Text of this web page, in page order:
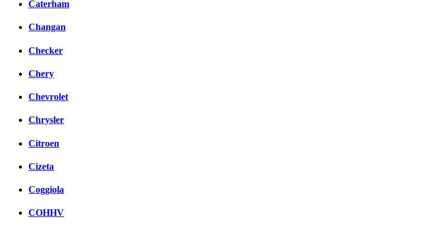
Caterham
Changan
Checker
Chery
Chevrolet
Chrysler
Citroen
Cizeta
Coggiola
COHHV